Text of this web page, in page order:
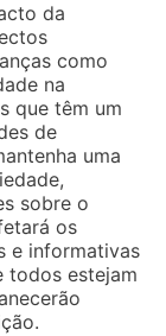
da
como
na
que têm um
de
uma
sobre o
os
e informativas
todos estejam